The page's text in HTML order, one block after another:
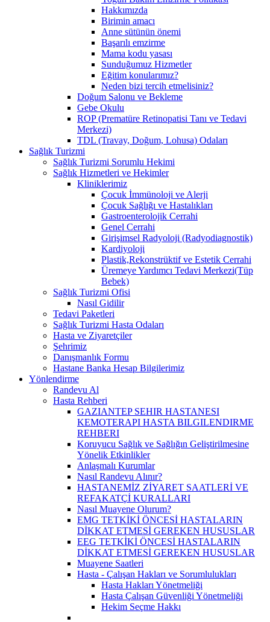
Hakkımızda
Birimin amacı
Anne sütünün önemi
Başarılı emzirme
Mama kodu yasası
Sunduğumuz Hizmetler
Eğitim konularımız?
Neden bizi tercih etmelisiniz?
Doğum Salonu ve Bekleme
Gebe Okulu
ROP (Prematüre Retinopatisi Tanı ve Tedavi
Merkezi)
TDL (Travay, Doğum, Lohusa) Odaları
Sağlık Turizmi
Sağlık Turizmi Sorumlu Hekimi
Sağlık Hizmetleri ve Hekimler
Kliniklerimiz
Çocuk İmmünoloji ve Alerji
Çocuk Sağlığı ve Hastalıkları
Gastroenterolojik Cerrahi
Genel Cerrahi
Girişimsel Radyoloji (Radyodiagnostik)
Kardiyoloji
Plastik,Rekonstrüktif ve Estetik Cerrahi
Üremeye Yardımcı Tedavi Merkezi(Tüp
Bebek)
Sağlık Turizmi Ofisi
Nasıl Gidilir
Tedavi Paketleri
Sağlık Turizmi Hasta Odaları
Hasta ve Ziyaretçiler
Şehrimiz
Danışmanlık Formu
Hastane Banka Hesap Bilgilerimiz
Yönlendirme
Randevu Al
Hasta Rehberi
GAZIANTEP SEHIR HASTANESI
KEMOTERAPI HASTA BILGILENDIRME
REHBERI
Koruyucu Sağlık ve Sağlığın Geliştirilmesine
Yönelik Etkinlikler
Anlaşmalı Kurumlar
Nasıl Randevu Alınır?
HASTANEMİZ ZİYARET SAATLERİ VE
REFAKATÇİ KURALLARI
Nasıl Muayene Olurum?
EMG TETKİKİ ÖNCESİ HASTALARIN
DİKKAT ETMESİ GEREKEN HUSUSLAR
EEG TETKİKİ ÖNCESİ HASTALARIN
DİKKAT ETMESİ GEREKEN HUSUSLAR
Muayene Saatleri
Hasta - Çalışan Hakları ve Sorumlulukları
Hasta Hakları Yönetmeliği
Hasta Çalışan Güvenliği Yönetmeliği
Hekim Seçme Hakkı